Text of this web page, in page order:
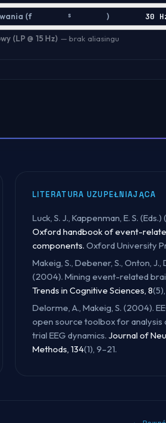
(f s ) 30
(LP @ 15 Hz) — brak aliasingu
LITERATURA UZUPEŁNIAJĄCA
Luck, S. J., Kappenman, E. S. (Eds.)
Oxford handbook of event-
components. Oxford University
Makeig, S., Debener, S., Onton, J.,
(2004). Mining event-related
Trends in Cognitive Sciences, 8
Delorme, A., Makeig, S. (2004).
open source toolbox for analysis
trial EEG dynamics. Journal of
Methods, 134(1), 9–21.